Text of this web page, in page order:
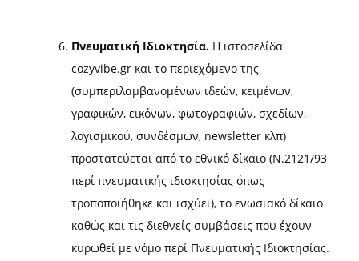
Πνευματική Ιδιοκτησία. Η ιστοσελίδα
cozyvibe.gr και το περιεχόμενο της
(συμπεριλαμβανομένων ιδεών, κειμένων,
γραφικών, εικόνων, φωτογραφιών, σχεδίων,
λογισμικού, συνδέσμων, newsletter κλπ)
προστατεύεται από το εθνικό δίκαιο (Ν.2121/93
περί πνευματικής ιδιοκτησίας όπως
τροποποιήθηκε και ισχύει), το ενωσιακό δίκαιο
καθώς και τις διεθνείς συμβάσεις που έχουν
κυρωθεί με νόμο περί Πνευματικής Ιδιοκτησίας.